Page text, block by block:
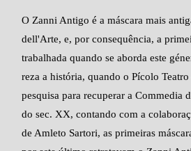
O Zanni Antigo é a máscara mais
dell'Arte, e, por consequência, a
trabalhada quando se aborda este
reza a história, quando o Pícolo
pesquisa para recuperar a Commedia
do sec. XX, contando com a
de Amleto Sartori, as primeiras